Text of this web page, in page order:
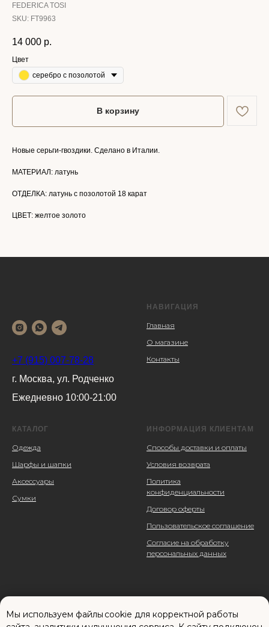
Мы используем файлы cookie для корректной работы
FEDERICA TOSI
SKU: FT9963
14 000 р.
Цвет
серебро с позолотой
В корзину
Новые серьги-гвоздики. Сделано в Италии.
МАТЕРИАЛ: латунь
ОТДЕЛКА: латунь с позолотой 18 карат
ЦВЕТ: желтое золото
+7 (915) 007-78-28
г. Москва, ул. Родченко
Ежедневно 10:00-21:00
НАВИГАЦИЯ
Главная
О магазине
Контакты
КАТАЛОГ
Одежда
Шарфы и шапки
Аксессуары
Сумки
ИНФОРМАЦИЯ КЛИЕНТАМ
Способы доставки и оплаты
Условия возврата
Политика
конфиденциальности
Договор оферты
Пользовательское соглашение
Согласие на обработку
персональных данных